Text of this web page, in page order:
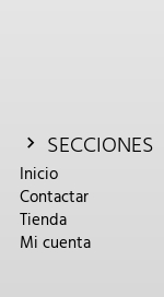
SECCIONES
Inicio
Contactar
Tienda
Mi cuenta